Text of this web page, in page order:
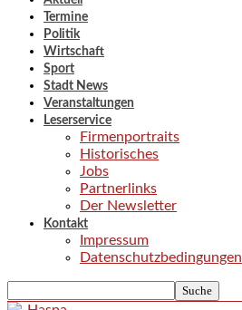
Termine
Politik
Wirtschaft
Sport
Stadt News
Veranstaltungen
Leserservice
Firmenportraits
Historisches
Jobs
Partnerlinks
Der Newsletter
Kontakt
Impressum
Datenschutzbedingungen